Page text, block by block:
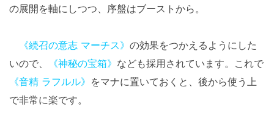
の展開を軸にしつつ、序盤はブーストから。
《続召の意志 マーチス》 の効果をつかえるようにした
いので、
《神秘の宝箱》 なども採用されています。これで
《音精 ラフルル》 をマナに置いておくと、後から使う上
で非常に楽です。